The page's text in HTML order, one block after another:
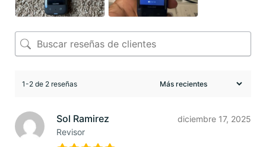
1-2 de 2 reseñas
Sol Ramirez
Revisor
diciembre 17, 2025